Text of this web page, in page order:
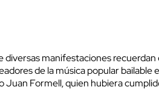
diversas manifestaciones
de la música popular bailable
Juan Formell, quien hubiera